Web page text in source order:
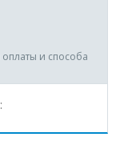
и способа